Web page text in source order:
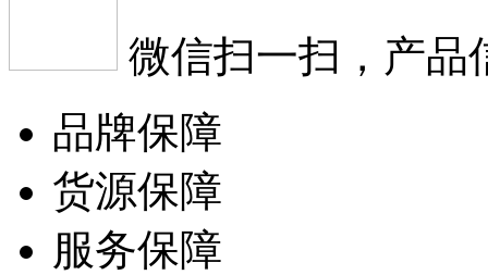
微信扫一扫，产品
品牌保障
货源保障
服务保障